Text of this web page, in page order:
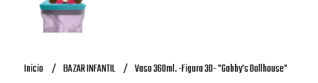
Inicio BAZAR INFANTIL Vaso 360ml. -Figura 3D- "Gabby's Dollhouse"